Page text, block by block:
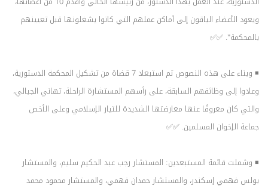
ويعود الأعضاء الباقون إلى أماكن عملهم التي كانوا يشغلونها قبل تعيينهم
بالمحكمة". ✅✅
◾ وبناء على هذه النصوص تم استبعاد 7 قضاة من تشكيل المحكمة الدستورية،
وعادوا إلى وظائفهم السابقة، على رأسهم المستشارة الراحلة، تهاني الجبالي،
والتي كان معروفًا عنها معارضتها الشديدة للتيار الإسلامي وعلى الأخص
جماعة الإخوان المسلمين. ✅✅
◾ وشملت قائمة المستبعدين: المستشار رجب عبد الحكيم سليم، والمستشار
بولس فهمي إسكندر، والمستشار حمدان فهمي، والمستشار محمود محمد